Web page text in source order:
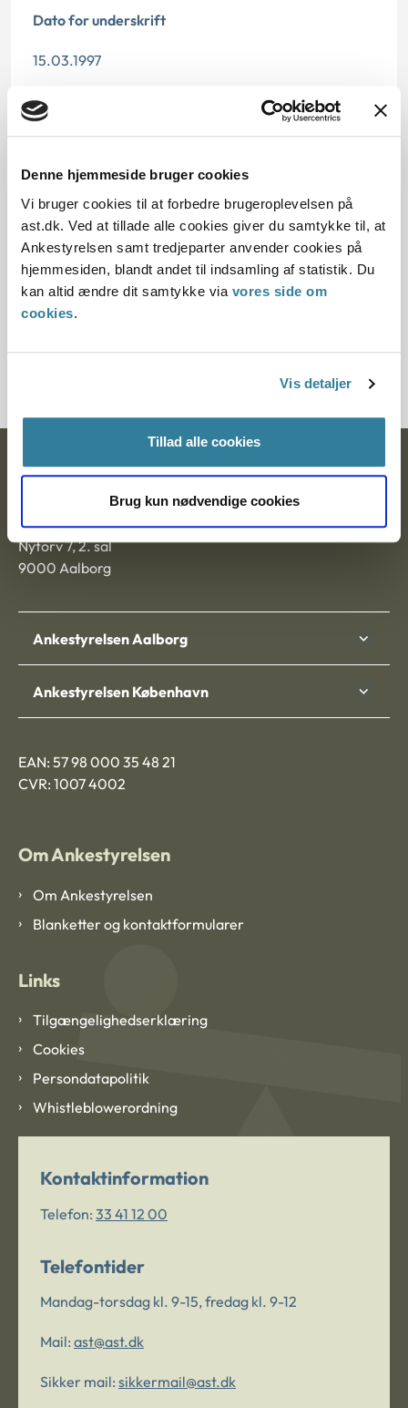
Denne hjemmeside bruger cookies
Vi bruger cookies til at forbedre brugeroplevelsen på
ast.dk. Ved at tillade alle cookies giver du samtykke til, at
Ankestyrelsen samt tredjeparter anvender cookies på
hjemmesiden, blandt andet til indsamling af statistik. Du
kan altid ændre dit samtykke via vores side om
cookies.
Vis detaljer
Tillad alle cookies
Brug kun nødvendige cookies
Dato for underskrift
15.03.1997
Offentliggørelsesdato
11.07.2013
Denne principafgørelse er kasseret den 25. juni
2019, da den ikke længere har vejledningsværdi.
Paragraf
Journalnummer
Ankestyrelsen
Nytorv 7, 2. sal
9000 Aalborg
Ankestyrelsen Aalborg
Ankestyrelsen København
EAN: 57 98 000 35 48 21
CVR: 1007 4002
Om Ankestyrelsen
Om Ankestyrelsen
Blanketter og kontaktformularer
Links
Tilgængelighedserklæring
Cookies
Persondatapolitik
Whistleblowerordning
Kontaktinformation
Telefon: 33 41 12 00
Telefontider
Mandag-torsdag kl. 9-15, fredag kl. 9-12
Mail: ast@ast.dk
Sikker mail: sikkermail@ast.dk